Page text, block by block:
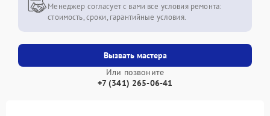
Вызвать мастера
Или позвоните
+7 (341) 265-06-41
Менеджер согласует с вами все условия ремонта:
стоимость, сроки, гарантийные условия.